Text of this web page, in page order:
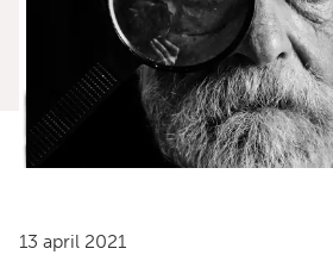
13 april 2021